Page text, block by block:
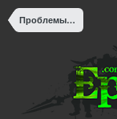
Проблемы с подключением